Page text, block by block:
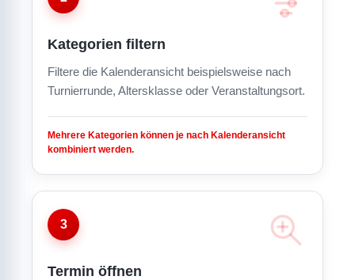
Kategorien filtern
Filtere die Kalenderansicht beispielsweise nach
Turnierrunde, Altersklasse oder Veranstaltungsort.
Mehrere Kategorien können je nach Kalenderansicht
kombiniert werden.
3
Termin öffnen